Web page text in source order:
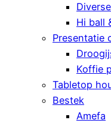
Hi ball
Presentatie
Koffie
Tabletop
Bestek
Amefa